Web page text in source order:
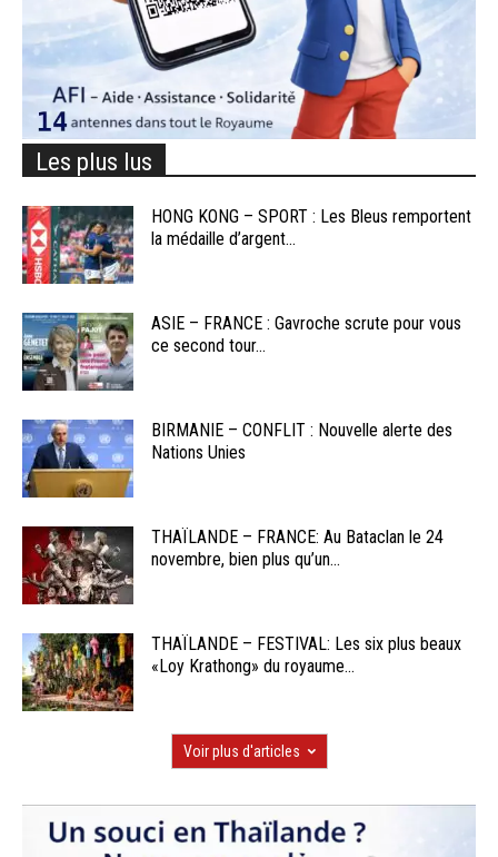
Les plus lus
HONG KONG – SPORT : Les Bleus remportent
la médaille d’argent...
ASIE – FRANCE : Gavroche scrute pour vous
ce second tour...
BIRMANIE – CONFLIT : Nouvelle alerte des
Nations Unies
THAÏLANDE – FRANCE: Au Bataclan le 24
novembre, bien plus qu’un...
THAÏLANDE – FESTIVAL: Les six plus beaux
«Loy Krathong» du royaume...
Voir plus d'articles